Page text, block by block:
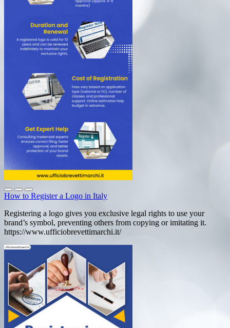
How to Register a Logo in Italy
Registering a logo gives you exclusive legal rights to use your
brand’s symbol, preventing others from copying or imitating it.
https://www.ufficiobrevettimarchi.it/